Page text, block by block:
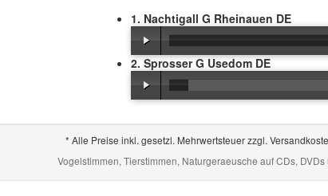
1. Nachtigall G Rheinauen DE
2. Sprosser G Usedom DE
* Alle Preise inkl. gesetzl. Mehrwertsteuer zzgl.
Vogelstimmen, Tierstimmen, Naturgeraeusche auf CDs,